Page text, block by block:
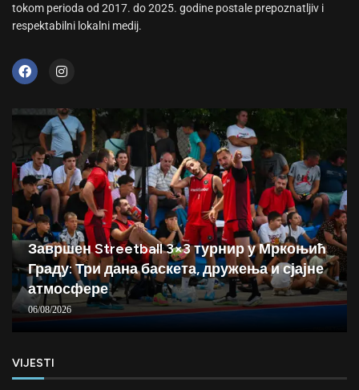
tokom perioda od 2017. do 2025. godine postale prepoznatljiv i
respektabilni lokalni medij.
Завршен Streetball 3×3 турнир у Мркоњић
Граду: Три дана баскета, дружења и сјајне
атмосфере
06/08/2026
VIJESTI